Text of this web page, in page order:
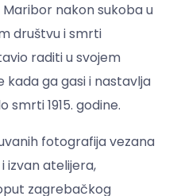
Maribor nakon sukoba u
društvu i smrti
raditi u svojem
kada ga gasi i nastavlja
1915. godine.
fotografija vezana
izvan atelijera,
zagrebačkog